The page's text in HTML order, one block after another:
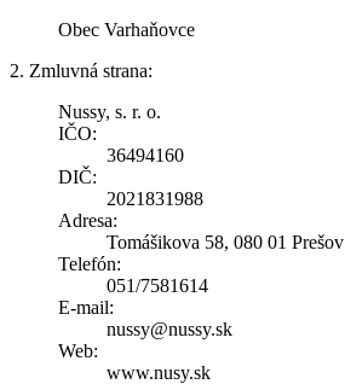
Obec Varhaňovce
2. Zmluvná strana:
Nussy, s. r. o.
IČO:
36494160
DIČ:
2021831988
Adresa:
Tomášikova 58, 080 01 Prešov
Telefón:
051/7581614
E-mail:
nussy@nussy.sk
Web:
www.nusy.sk